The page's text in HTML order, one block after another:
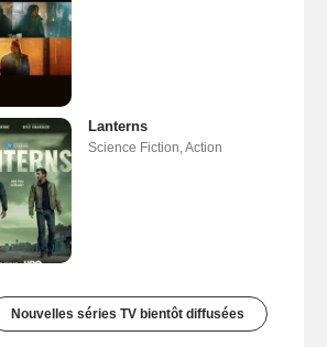
Lanterns
Science Fiction,Action
Nouvelles séries TV bientôt diffusées